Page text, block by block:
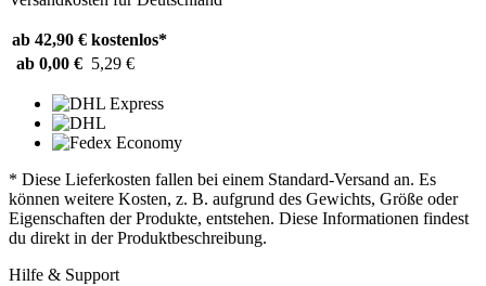
ab 42,90 € kostenlos*
ab 0,00 € 5,29 €
* Diese Lieferkosten fallen bei einem Standard-Versand an. Es
können weitere Kosten, z. B. aufgrund des Gewichts, Größe oder
Eigenschaften der Produkte, entstehen. Diese Informationen findest
du direkt in der Produktbeschreibung.
Hilfe & Support